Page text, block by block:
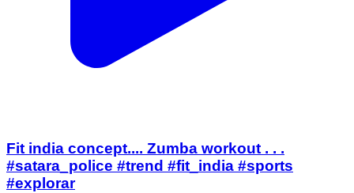
Fit india concept.... Zumba workout . . .
#satara_police #trend #fit_india #sports
#explorar